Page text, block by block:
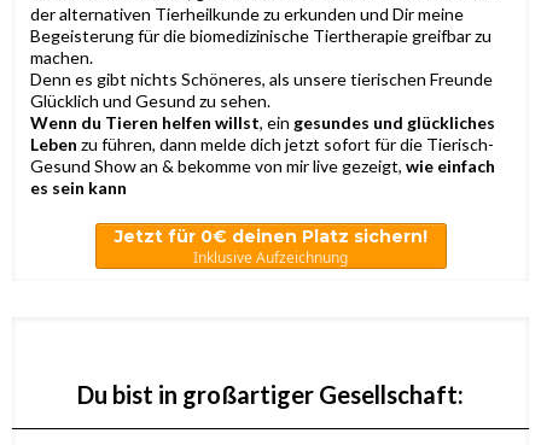
der alternativen Tierheilkunde zu erkunden und Dir meine
Begeisterung für die biomedizinische Tiertherapie greifbar zu
machen.
Denn es gibt nichts Schöneres, als unsere tierischen Freunde
Glücklich und Gesund zu sehen.
Wenn du Tieren helfen willst, ein gesundes und glückliches
Leben zu führen, dann melde dich jetzt sofort für die Tierisch-
Gesund Show an & bekomme von mir live gezeigt, wie einfach
es sein kann
Jetzt für 0€ deinen Platz sichern!
Inklusive Aufzeichnung
Du bist in großartiger Gesellschaft: